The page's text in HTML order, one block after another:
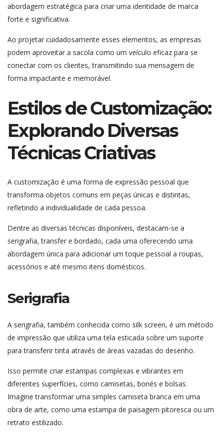
abordagem estratégica para criar uma identidade de marca
forte e significativa.
Ao projetar cuidadosamente esses elementos, as empresas
podem aproveitar a sacola como um veículo eficaz para se
conectar com os clientes, transmitindo sua mensagem de
forma impactante e memorável.
Estilos de Customização:
Explorando Diversas
Técnicas Criativas
A customização é uma forma de expressão pessoal que
transforma objetos comuns em peças únicas e distintas,
refletindo a individualidade de cada pessoa.
Dentre as diversas técnicas disponíveis, destacam-se a
serigrafia, transfer e bordado, cada uma oferecendo uma
abordagem única para adicionar um toque pessoal a roupas,
acessórios e até mesmo itens domésticos.
Serigrafia
A serigrafia, também conhecida como silk screen, é um método
de impressão que utiliza uma tela esticada sobre um suporte
para transferir tinta através de áreas vazadas do desenho.
Isso permite criar estampas complexas e vibrantes em
diferentes superfícies, como camisetas, bonés e bolsas.
Imagine transformar uma simples camiseta branca em uma
obra de arte, como uma estampa de paisagem pitoresca ou um
retrato estilizado.